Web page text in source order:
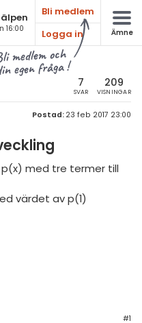
16:00
Bli medlem
Logga in
Ämne
Bli medlem och
din egen fråga !
7
SVAR
209
VISNINGAR
Postad: 23 feb 2017 23:00
med tre termer till
värdet av p(1)
#1
Alla ämnen
Matematik
5